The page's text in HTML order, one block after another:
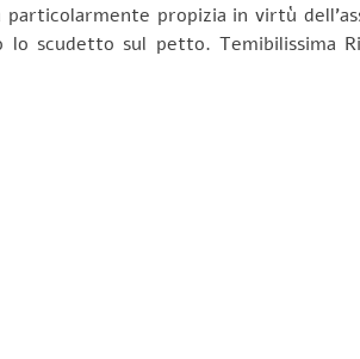
propizia in virtù
scudetto sul petto. Temibilissima